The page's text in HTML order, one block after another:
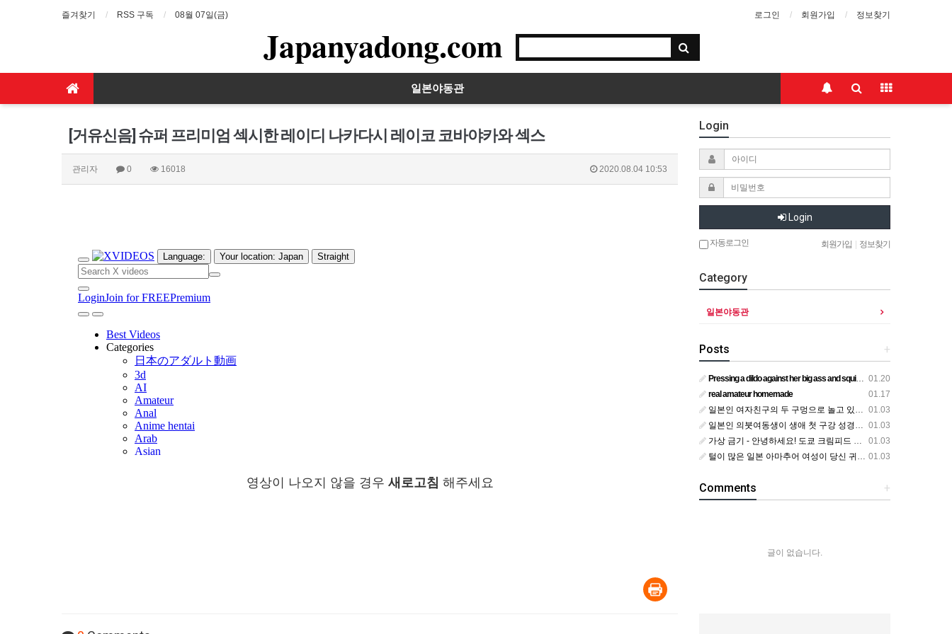
즐겨찾기 RSS 구독 08월 07일(금) 로그인 회원가입 정보찾기
Japanyadong.com
일본야동관
[거유신음] 슈퍼 프리미엄 섹시한 레이디 나카다시 레이코 코바야카와 섹스
관리자 0 16018 2020.08.04 10:53
영상이 나오지 않을 경우 새로고침 해주세요
Login
Login
자동로그인 회원가입 정보찾기
Category
일본야동관
+
Posts
01.20
Pressing a dildo against her big ass and squirting from below
01.17
real amateur homemade
01.03
일본인 여자친구의 두 구멍으로 놀고 있어요
01.03
일본인 의붓여동생이 생애 첫 구강 성경험을 공개하다
01.03
가상 금기 - 안녕하세요! 도쿄 크림피드 시엘에서
01.03
털이 많은 일본 아마추어 여성이 당신 귀에 대고 신음하며 자위합니다. 그녀가 오르가즘에 도달하는 모습을 보세요?
+
Comments
글이 없습니다.